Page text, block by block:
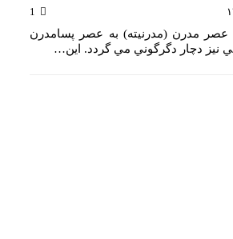
عصر مدرن (مدرنيته) به عصر پسامدرن
نيز دچار دگرگوني مي گردد. اين…